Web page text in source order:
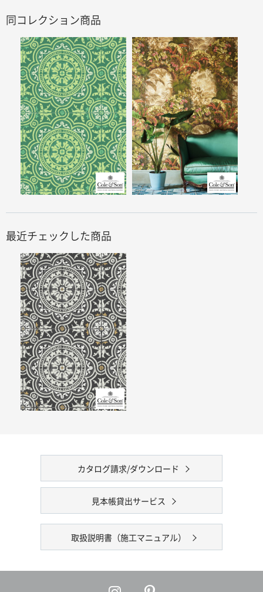
同コレクション商品
最近チェックした商品
カタログ請求/ダウンロード
見本帳貸出サービス
取扱説明書（施工マニュアル）